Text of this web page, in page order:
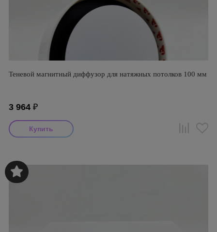
Теневой магнитный диффузор для натяжных потолков 100 мм
3 964 ₽